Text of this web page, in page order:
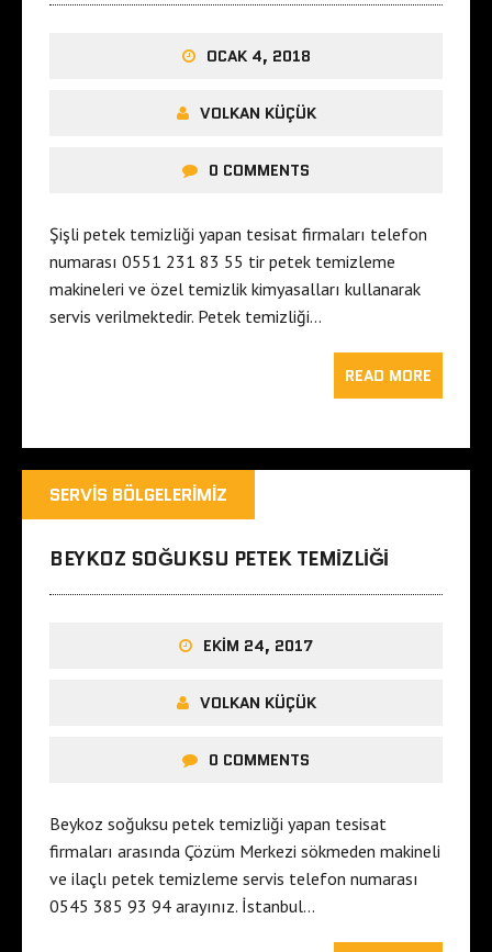
OCAK 4, 2018
VOLKAN KÜÇÜK
0 COMMENTS
Şişli petek temizliği yapan tesisat firmaları telefon
numarası 0551 231 83 55 tir petek temizleme
makineleri ve özel temizlik kimyasalları kullanarak
servis verilmektedir. Petek temizliği…
READ MORE
SERVIS BÖLGELERIMIZ
BEYKOZ SOĞUKSU PETEK TEMIZLIĞI
EKIM 24, 2017
VOLKAN KÜÇÜK
0 COMMENTS
Beykoz soğuksu petek temizliği yapan tesisat
firmaları arasında Çözüm Merkezi sökmeden makineli
ve ilaçlı petek temizleme servis telefon numarası
0545 385 93 94 arayınız. İstanbul…